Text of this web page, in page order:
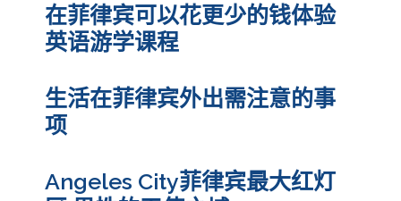
在菲律宾可以花更少的钱体验
英语游学课程
生活在菲律宾外出需注意的事
项
Angeles City菲律宾最大红灯